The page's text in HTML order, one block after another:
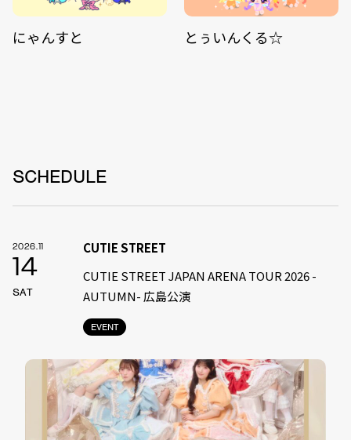
にゃんすと とぅいんくる☆
SCHEDULE
2026.11
14
SAT
EVENT
CUTIE STREET
CUTIE STREET JAPAN ARENA TOUR 2026 -
AUTUMN- 広島公演